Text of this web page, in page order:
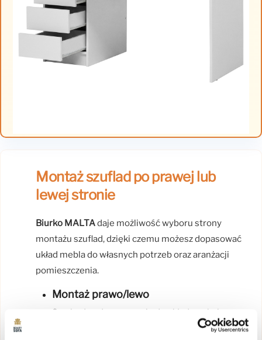
Montaż szuflad po prawej lub
lewej stronie
Biurko MALTAdaje możliwość wyboru strony
montażu szuflad, dzięki czemu możesz dopasować
układ mebla do własnych potrzeb oraz aranżacji
pomieszczenia.
Montaż prawo/lewo
Swobodne dopasowanie do układu pokoju.
Nowoczesny wygląd bez uchwytów